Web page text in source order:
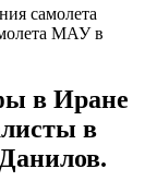
МАУ в
в Иране
в